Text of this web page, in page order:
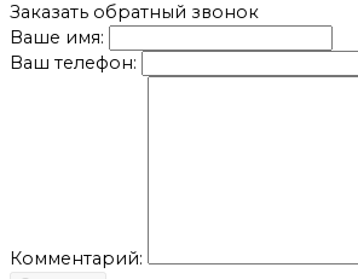
Заказать обратный звонок
Ваше имя:
Ваш телефон:
Комментарий: